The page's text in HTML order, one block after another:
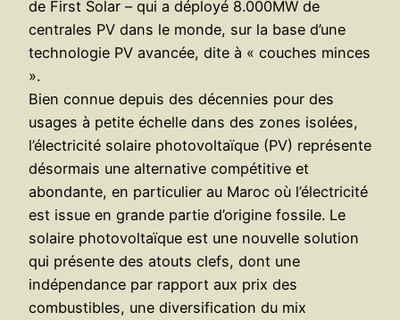
de First Solar – qui a déployé 8.000MW de
centrales PV dans le monde, sur la base d’une
technologie PV avancée, dite à « couches minces
».
Bien connue depuis des décennies pour des
usages à petite échelle dans des zones isolées,
l’électricité solaire photovoltaïque (PV) représente
désormais une alternative compétitive et
abondante, en particulier au Maroc où l’électricité
est issue en grande partie d’origine fossile. Le
solaire photovoltaïque est une nouvelle solution
qui présente des atouts clefs, dont une
indépendance par rapport aux prix des
combustibles, une diversification du mix